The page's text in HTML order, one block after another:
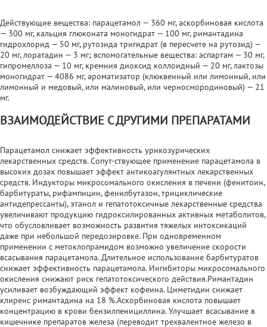
Действующие вещества: парацетамол — 360 мг, аскорбиновая кислота
— 300 мг, кальция глюконата моногидрат — 100 мг, римантадина
гидрохлорид — 50 мг, рутозида тригидрат (в пересчете на рутозид) —
20 мг, лоратадин — 3 мг; вспомогательные вещества: аспартам — 30 мг,
гипромеллоза — 10 мг, кремния диоксид коллоидный — 20 мг, лактозы
моногидрат — 4086 мг, ароматизатор (клюквенный или лимонный, или
лимонный и медовый, или малиновый, или черносмородиновый) — 21
мг.
ВЗАИМОДЕЙСТВИЕ С ДРУГИМИ ПРЕПАРАТАМИ
Парацетамол снижает эффективность урикозурических
лекарственных средств. Сопут-ствующее применение парацетамола в
высоких дозах повышает эффект антикоагулянтных лекарственных
средств. Индукторы микросомального окисления в печени (фенитоин,
барбитураты, рифампицин, фенилбутазон, трициклические
антидепрессанты), этанол и гепатотоксичные лекарственные средства
увеличивают продукцию гидроксилированных активных метаболитов,
что обусловливает возможность развития тяжелых интоксикаций
даже при небольшой передозировке. При одновременном
применении с метоклопрамидом возможно увеличение скорости
всасывания парацетамола. Длительное использование барбитуратов
снижает эффективность парацетамола. Ингибиторы микросомального
окисления снижают риск гепатотоксического действия.Римантадин
усиливает возбуждающий эффект кофеина. Циметидин снижает
клиренс римантадина на 18 %.Аскорбиновая кислота повышает
концентрацию в крови бензилпенициллина. Улучшает всасывание в
кишечнике препаратов железа (переводит трехвалентное железо в